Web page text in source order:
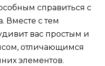
справиться с
Вместе с тем
вас простым и
отличающимся
элементов.